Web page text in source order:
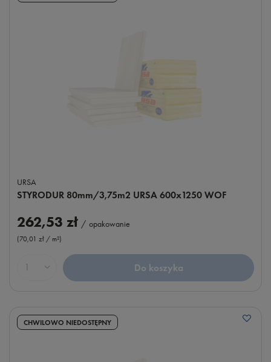
URSA
STYRODUR 80mm/3,75m2 URSA 600x1250 WOF
262,53 zł / opakowanie
(70,01 zł / m²)
Ilość produktów Do koszyka
CHWILOWO NIEDOSTĘPNY